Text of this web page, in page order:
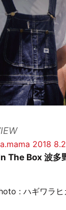
2018 8.2
The Box 波多
: ハギワラヒ